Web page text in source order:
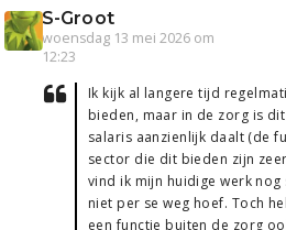
S-Groot
woensdag 13 mei 2026 om
12:23
Ik kijk al langere tijd
bieden, maar in de zorg is
salaris aanzienlijk daalt (de
sector die dit bieden zijn
vind ik mijn huidige werk
niet per se weg hoef. Toch
een functie buiten de zorg